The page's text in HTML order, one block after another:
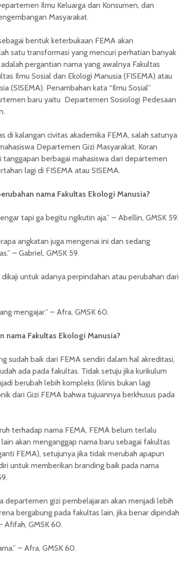
Ilmu Keluarga dan Konsumen, dan
Masyarakat.
bentuk keterbukaan FEMA akan
satu transformasi yang mencuri perhatian banyak
pergantian nama yang awalnya Fakultas
Ilmu Sosial dan Ekologi Manusia (FISEMA) atau
(SISEMA). Penambahan kata “Ilmu Sosial”
baru yaitu Departemen Sosiologi Pedesaan
di kalangan civitas akademika FEMA, salah satunya
Departemen Gizi Masyarakat. Koran
berbagai mahasiswa dari departemen
lagi di FISEMA atau SISEMA.
nama Fakultas Ekologi Manusia?
tapi ga begitu ngikutin aja.” – Abellin, GMSK 59.
angkatan juga mengenai ini dan sedang
– Gabriel, GMSK 59.
untuk adanya perpindahan atau perubahan dari
mengajar.” – Afra, GMSK 60.
nama Fakultas Ekologi Manusia?
sudah baik dari FEMA sendiri dalam hal akreditasi,
ada pada fakultas. Tidak setuju jika kurikulum
berubah lebih kompleks (klinis bukan lagi
dari Gizi FEMA bahwa tujuannya berkhusus pada
terhadap nama FEMA, FEMA belum terlalu
akan menganggap nama baru sebagai fakultas
FEMA), setujunya jika tidak merubah apapun
untuk memberikan branding baik pada nama
departemen gizi pembelajaran akan menjadi lebih
bergabung pada fakultas lain, jika benar dipindah
Afifah, GMSK 60.
– Afra, GMSK 60.